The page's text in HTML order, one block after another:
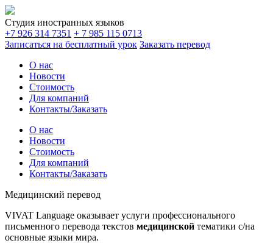
Студия иностранных языков
+7 926 314 7351 + 7 985 115 0713
Записаться на бесплатный урок Заказать перевод
О нас
Новости
Стоимость
Для компаний
Контакты/Заказать
О нас
Новости
Стоимость
Для компаний
Контакты/Заказать
Медицинский перевод
VIVAT Language оказывает услуги профессионального
письменного перевода текстов медицинской тематики с/на
основные языки мира.